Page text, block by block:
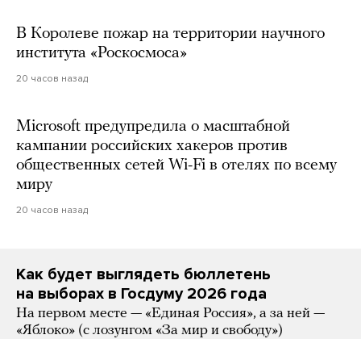
В Королеве пожар на территории научного
института «Роскосмоса»
20 часов назад
Microsoft предупредила о масштабной
кампании российских хакеров против
общественных сетей Wi-Fi в отелях по всему
миру
20 часов назад
Как будет выглядеть бюллетень
на выборах в Госдуму 2026 года
На первом месте — «Единая Россия», а за ней —
«Яблоко» (с лозунгом «За мир и свободу»)